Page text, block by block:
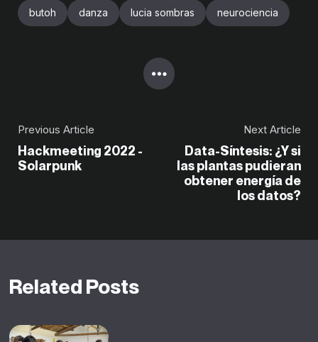
butoh danza lucia sombras neurociencia
Previous Article
Hackmeeting 2022 -
Solarpunk
Next Article
Data-Síntesis: ¿Y si
las plantas pudieran
obtener energía de
los datos?
Related Posts